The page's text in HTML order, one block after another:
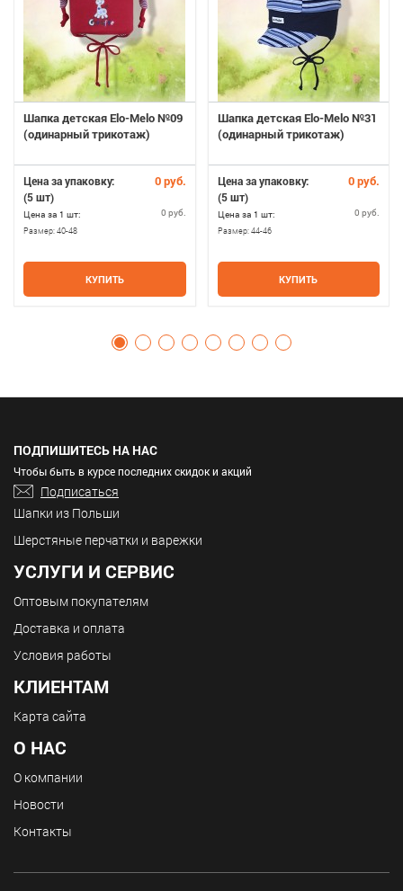
Шапка детская Elo-Melo №09
(одинарный трикотаж)
Цена за упаковку: 0 руб.
(5 шт)
Цена за 1 шт: 0 руб.
Размер:40-48
КУПИТЬ
Шапка детская Elo-Melo №31
(одинарный трикотаж)
Цена за упаковку: 0 руб.
(5 шт)
Цена за 1 шт: 0 руб.
Размер: 44-46
КУПИТЬ
ПОДПИШИТЕСЬ НА НАС
Чтобы быть в курсе последних скидок и акций
Подписаться
Шапки из Польши
Шерстяные перчатки и варежки
УСЛУГИ И СЕРВИС
Оптовым покупателям
Доставка и оплата
Условия работы
КЛИЕНТАМ
Карта сайта
О НАС
О компании
Новости
Контакты